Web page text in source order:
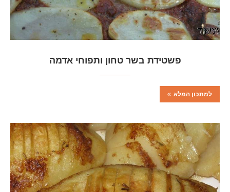
פשטידת בשר טחון ותפוחי אדמה
למתכון המלא